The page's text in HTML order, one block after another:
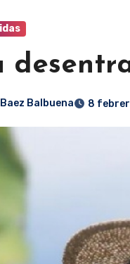
Balbuena 8